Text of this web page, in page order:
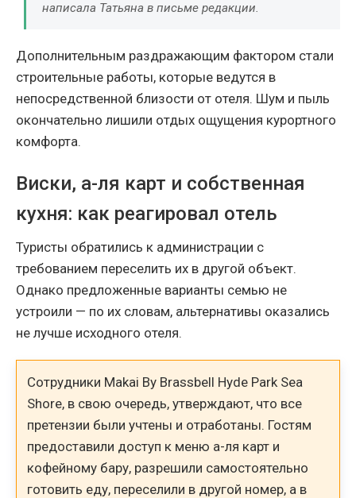
написала Татьяна в письме редакции.
Дополнительным раздражающим фактором стали
строительные работы, которые ведутся в
непосредственной близости от отеля. Шум и пыль
окончательно лишили отдых ощущения курортного
комфорта.
Виски, а-ля карт и собственная
кухня: как реагировал отель
Туристы обратились к администрации с
требованием переселить их в другой объект.
Однако предложенные варианты семью не
устроили — по их словам, альтернативы оказались
не лучше исходного отеля.
Сотрудники Makai By Brassbell Hyde Park Sea
Shore, в свою очередь, утверждают, что все
претензии были учтены и отработаны. Гостям
предоставили доступ к меню а-ля карт и
кофейному бару, разрешили самостоятельно
готовить еду, переселили в другой номер, а в